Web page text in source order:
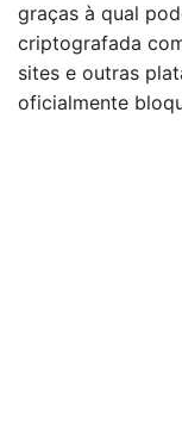
graças à qual
criptografada
sites e outras
oficialmente